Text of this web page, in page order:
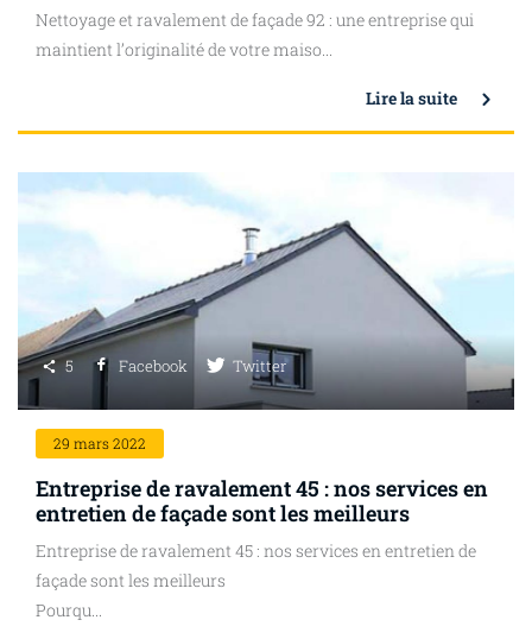
Nettoyage et ravalement de façade 92 : une entreprise qui
maintient l’originalité de votre maiso...
Lire la suite
5 Facebook Twitter
29 mars 2022
Entreprise de ravalement 45 : nos services en
entretien de façade sont les meilleurs
Entreprise de ravalement 45 : nos services en entretien de
façade sont les meilleurs
Pourqu...